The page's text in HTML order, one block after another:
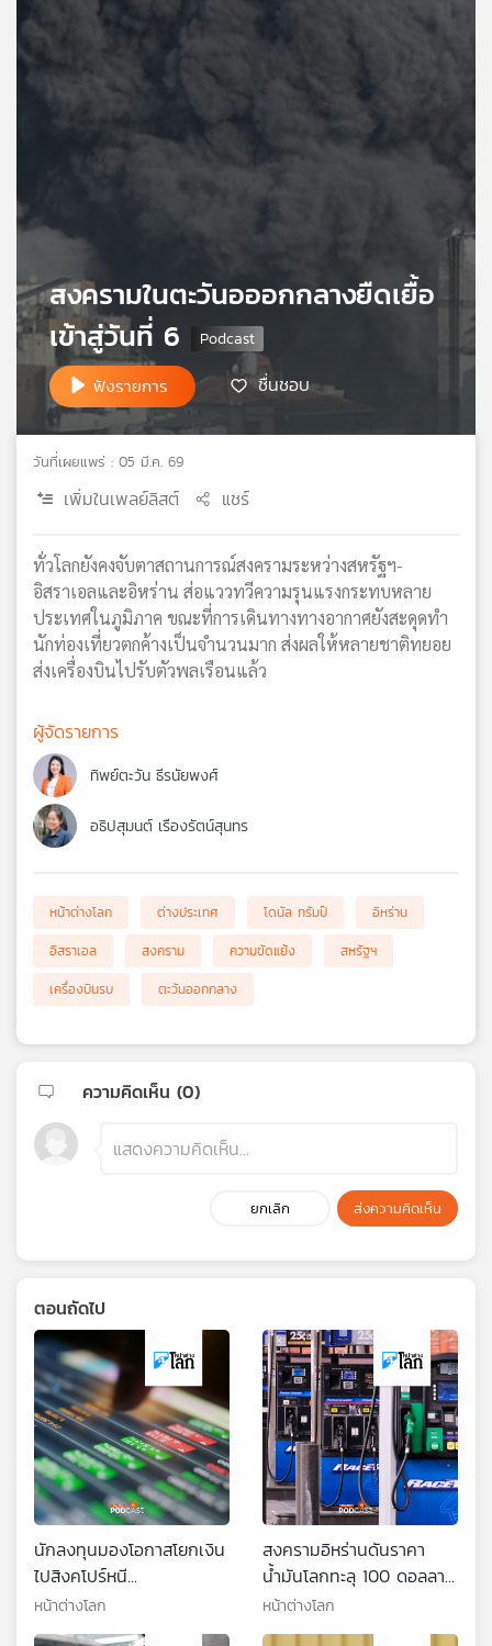
ข่าว
และ
เรา
เครือ
ข่าย
วิทยุ
ไทย
เอส
วิทยุ
เครือ
ข่าย
สงครามในตะวันอออกกลางยืดเยื้อ
เข้าสู่วันที่ 6
ฟังรายการ ชื่นชอบ
วันที่เผยแพร่ : 05 มี.ค. 69
เพิ่มในเพลย์ลิสต์ แชร์
ทั่วโลกยังคงจับตาสถานการณ์สงครามระหว่างสหรัฐฯ-
อิสราเอลและอิหร่าน ส่อแววทวีความรุนแรงกระทบหลาย
ประเทศในภูมิภาค ขณะที่การเดินทางทางอากาศยังสะดุดทำ
นักท่องเที่ยวตกค้างเป็นจำนวนมาก ส่งผลให้หลายชาติทยอย
ส่งเครื่องบินไปรับตัวพลเรือนแล้ว
ผู้จัดรายการ
ทิพย์ตะวัน ธีรนัยพงศ์
อธิปสุมนต์ เรืองรัตน์สุนทร
หน้าต่างโลก ต่างประเทศ โดนัล ทรัมป์
อิหร่าน
อิสราเอล
สงคราม ความขัดแย้ง
สหรัฐฯ
เครื่องบินรบ
ตะวันออกกลาง
ความคิดเห็น (0)
ยกเลิก ส่งความคิดเห็น
ตอนถัดไป
นักลงทุนมองโอกาสโยกเงิน
ไปสิงคโปร์หนี
ตะวันออกกลาง
หน้าต่างโลก
สงครามอิหร่านดันราคา
น้ำมันโลกทะลุ 100 ดอลลาร์
ต่อบาร์เรล
หน้าต่างโลก